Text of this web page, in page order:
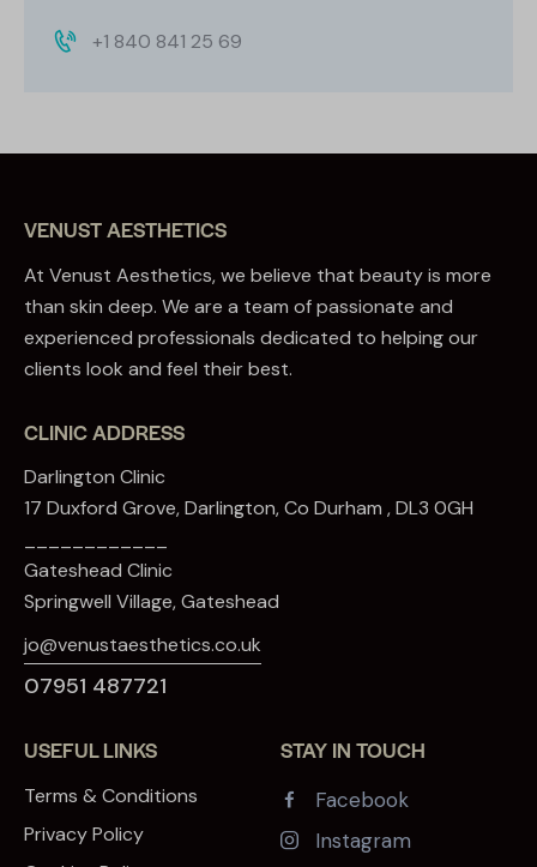
+1 840 841 25 69
VENUST AESTHETICS
At Venust Aesthetics, we believe that beauty is more
than skin deep. We are a team of passionate and
experienced professionals dedicated to helping our
clients look and feel their best.
CLINIC ADDRESS
Darlington Clinic
17 Duxford Grove, Darlington, Co Durham , DL3 0GH
Gateshead Clinic
Springwell Village, Gateshead
jo@venustaesthetics.co.uk
07951 487721
USEFUL LINKS
Terms & Conditions
Privacy Policy
STAY IN TOUCH
Facebook
Instagram